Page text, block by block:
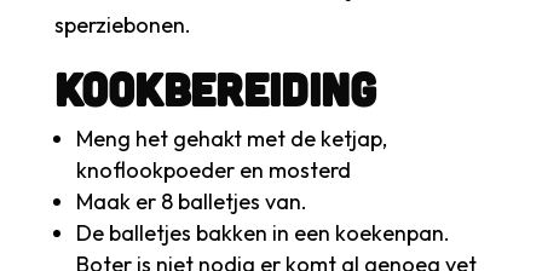
sperziebonen.
Kookbereiding
Meng het gehakt met de ketjap,
knoflookpoeder en mosterd
Maak er 8 balletjes van.
De balletjes bakken in een koekenpan.
Boter is niet nodig er komt al genoeg vet